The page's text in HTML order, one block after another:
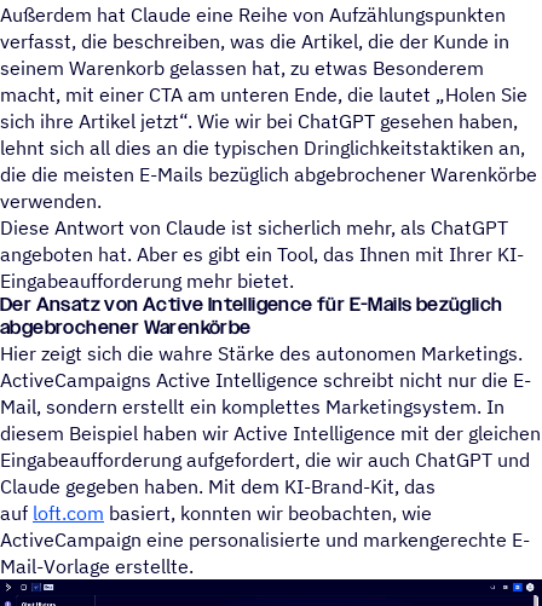
Außerdem hat Claude eine Reihe von Aufzählungspunkten
verfasst, die beschreiben, was die Artikel, die der Kunde in
seinem Warenkorb gelassen hat, zu etwas Besonderem
macht, mit einer CTA am unteren Ende, die lautet „Holen Sie
sich ihre Artikel jetzt“. Wie wir bei ChatGPT gesehen haben,
lehnt sich all dies an die typischen Dringlichkeitstaktiken an,
die die meisten E-Mails bezüglich abgebrochener Warenkörbe
verwenden.
Diese Antwort von Claude ist sicherlich mehr, als ChatGPT
angeboten hat. Aber es gibt ein Tool, das Ihnen mit Ihrer KI-
Eingabeaufforderung mehr bietet.
Der Ansatz von Active Intelligence für E-Mails bezüglich
abgebrochener Warenkörbe
Hier zeigt sich die wahre Stärke des autonomen Marketings.
ActiveCampaigns Active Intelligence schreibt nicht nur die E-
Mail, sondern erstellt ein komplettes Marketingsystem. In
diesem Beispiel haben wir Active Intelligence mit der gleichen
Eingabeaufforderung aufgefordert, die wir auch ChatGPT und
Claude gegeben haben. Mit dem KI-Brand-Kit, das
auf loft.com basiert, konnten wir beobachten, wie
ActiveCampaign eine personalisierte und markengerechte E-
Mail-Vorlage erstellte.